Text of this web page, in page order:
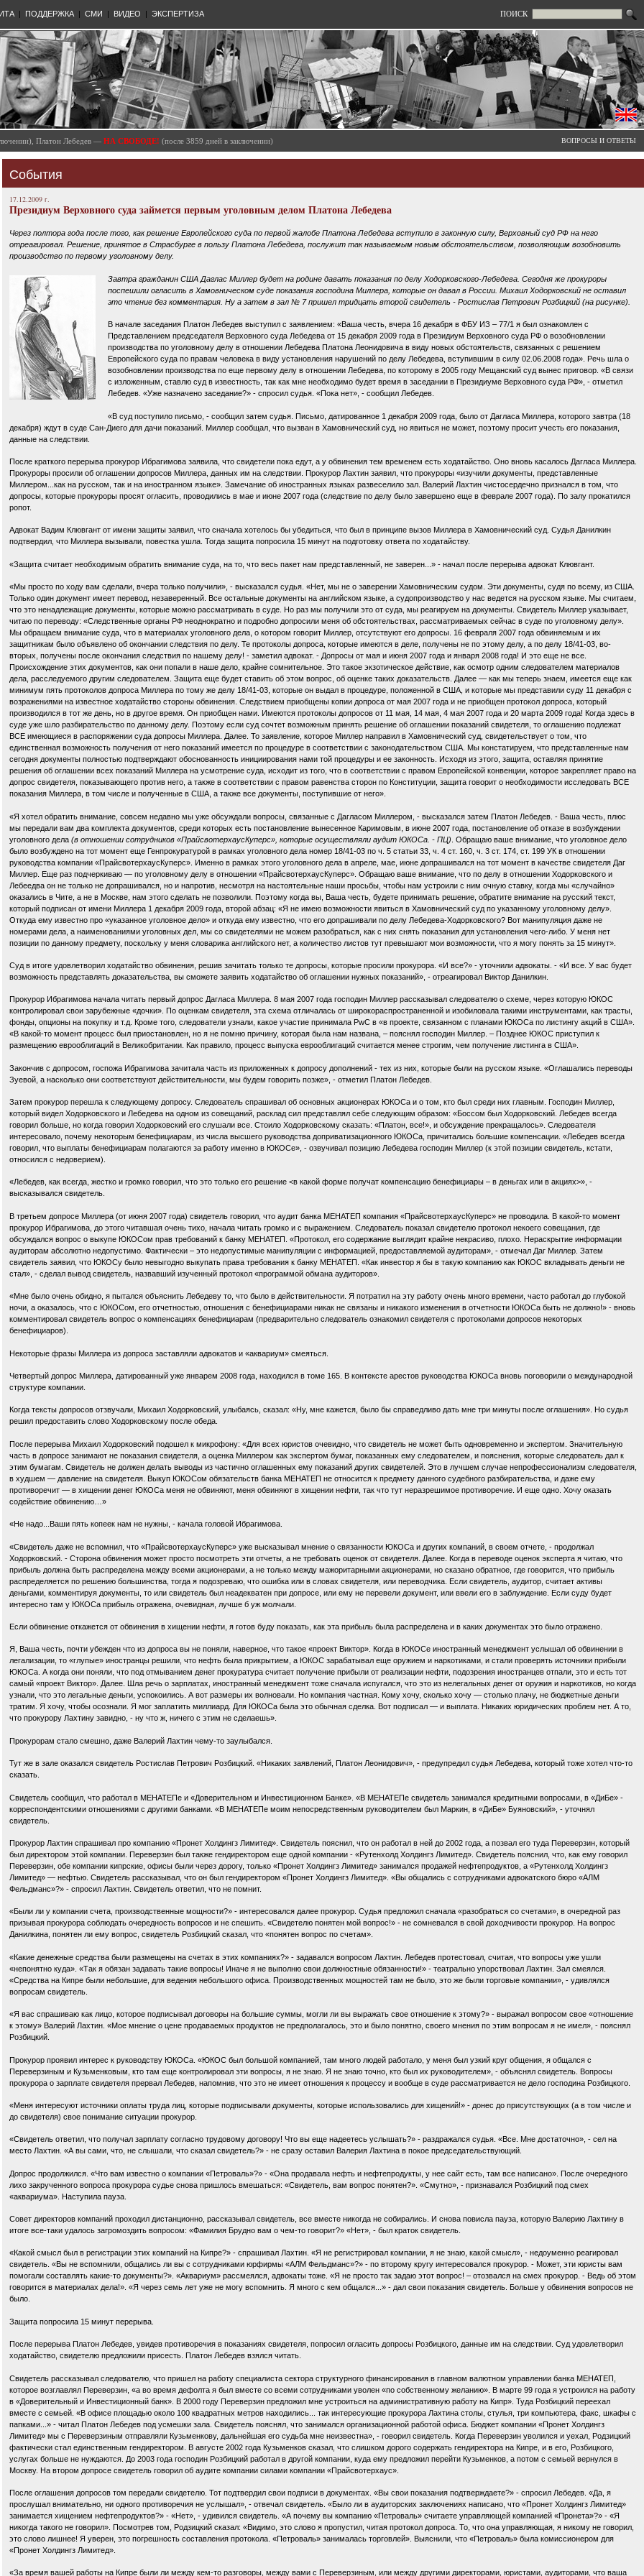
| ПОДДЕРЖКА | СМИ | ВИДЕО | ЭКСПЕРТИЗА ПОИСК
Платон Лебедев — НА СВОБОДЕ! (после 3859 дней в заключении) ВОПРОСЫ И ОТВЕТЫ
События
17.12.2009 г.
Президиум Верховного суда займется первым уголовным делом Платона Лебедева
Через полтора года после того, как решение Европейского суда по первой жалобе Платона Лебедева вступило в законную силу, Верховный суд РФ на него
отреагировал. Решение, принятое в Страсбурге в пользу Платона Лебедева, послужит так называемым новым обстоятельством, позволяющим возобновить
производство по первому уголовному делу.
Завтра гражданин США Даглас Миллер будет на родине давать показания по делу Ходорковского-Лебедева. Сегодня же прокуроры
поспешили огласить в Хамовническом суде показания господина Миллера, которые он давал в России. Михаил Ходорковский не оставил
это чтение без комментария. Ну а затем в зал № 7 пришел тридцать второй свидетель - Ростислав Петрович Розбицкий (на рисунке).
В начале заседания Платон Лебедев выступил с заявлением: «Ваша честь, вчера 16 декабря в ФБУ ИЗ – 77/1 я был ознакомлен с
Представлением председателя Верховного суда Лебедева от 15 декабря 2009 года в Президиум Верховного суда РФ о возобновлении
производства по уголовному делу в отношении Лебедева Платона Леонидовича в виду новых обстоятельств, связанных с решением
Европейского суда по правам человека в виду установления нарушений по делу Лебедева, вступившим в силу 02.06.2008 года». Речь шла о
возобновлении производства по еще первому делу в отношении Лебедева, по которому в 2005 году Мещанский суд вынес приговор. «В связи
с изложенным, ставлю суд в известность, так как мне необходимо будет время в заседании в Президиуме Верховного суда РФ», - отметил
Лебедев. «Уже назначено заседание?» - спросил судья. «Пока нет», - сообщил Лебедев.
«В суд поступило письмо, - сообщил затем судья. Письмо, датированное 1 декабря 2009 года, было от Дагласа Миллера, которого завтра (18
декабря) ждут в суде Сан-Диего для дачи показаний. Миллер сообщал, что вызван в Хамовнический суд, но явиться не может, поэтому просит учесть его показания,
данные на следствии.
После краткого перерыва прокурор Ибрагимова заявила, что свидетели пока едут, а у обвинения тем временем есть ходатайство. Оно вновь касалось Дагласа Миллера.
Прокуроры просили об оглашении допросов Миллера, данных им на следствии. Прокурор Лахтин заявил, что прокуроры «изучили документы, представленные
Миллером...как на русском, так и на иностранном языке». Замечание об иностранных языках развеселило зал. Валерий Лахтин чистосердечно признался в том, что
допросы, которые прокуроры просят огласить, проводились в мае и июне 2007 года (следствие по делу было завершено еще в феврале 2007 года). По залу прокатился
ропот.
Адвокат Вадим Клювгант от имени защиты заявил, что сначала хотелось бы убедиться, что был в принципе вызов Миллера в Хамовнический суд. Судья Данилкин
подтвердил, что Миллера вызывали, повестка ушла. Тогда защита попросила 15 минут на подготовку ответа по ходатайству.
«Защита считает необходимым обратить внимание суда, на то, что весь пакет нам представленный, не заверен...» - начал после перерыва адвокат Клювгант.
«Мы просто по ходу вам сделали, вчера только получили», - высказался судья. «Нет, мы не о заверении Хамовническим судом. Эти документы, судя по всему, из США.
Только один документ имеет перевод, незаверенный. Все остальные документы на английском языке, а судопроизводство у нас ведется на русском языке. Мы считаем,
что это ненадлежащие документы, которые можно рассматривать в суде. Но раз мы получили это от суда, мы реагируем на документы. Свидетель Миллер указывает,
читаю по переводу: «Следственные органы РФ неоднократно и подробно допросили меня об обстоятельствах, рассматриваемых сейчас в суде по уголовному делу».
Мы обращаем внимание суда, что в материалах уголовного дела, о котором говорит Миллер, отсутствуют его допросы. 16 февраля 2007 года обвиняемым и их
защитникам было объявлено об окончании следствия по делу. Те протоколы допроса, которые имеются в деле, получены не по этому делу, а по делу 18/41-03, во-
вторых, получены после окончания следствия по нашему делу! - заметил адвокат. - Допросы от мая и июня 2007 года и января 2008 года! И это еще не все.
Происхождение этих документов, как они попали в наше дело, крайне сомнительное. Это такое экзотическое действие, как осмотр одним следователем материалов
дела, расследуемого другим следователем. Защита еще будет ставить об этом вопрос, об оценке таких доказательств. Далее — как мы теперь знаем, имеется еще как
минимум пять протоколов допроса Миллера по тому же делу 18/41-03, которые он выдал в процедуре, положенной в США, и которые мы представили суду 11 декабря с
возражениями на известное ходатайство стороны обвинения. Следствием приобщены копии допроса от мая 2007 года и не приобщен протокол допроса, который
производился в тот же день, но в другое время. Он приобщен нами. Имеются протоколы допросов от 11 мая, 14 мая, 4 мая 2007 года и 20 марта 2009 года! Когда здесь в
суде уже шло разбирательство по данному делу. Поэтому если суд сочтет возможным принять решение об оглашении показаний свидетеля, то оглашению подлежат
ВСЕ имеющиеся в распоряжении суда допросы Миллера. Далее. То заявление, которое Миллер направил в Хамовнический суд, свидетельствует о том, что
единственная возможность получения от него показаний имеется по процедуре в соответствии с законодательством США. Мы констатируем, что представленные нам
сегодня документы полностью подтверждают обоснованность инициирования нами той процедуры и ее законность. Исходя из этого, защита, оставляя принятие
решения об оглашении всех показаний Миллера на усмотрение суда, исходит из того, что в соответствии с правом Европейской конвенции, которое закрепляет право на
допрос свидетеля, показывающего против него, а также в соответствии с правом равенства сторон по Конституции, защита говорит о необходимости исследовать ВСЕ
показания Миллера, в том числе и полученные в США, а также все документы, поступившие от него».
«Я хотел обратить внимание, совсем недавно мы уже обсуждали вопросы, связанные с Дагласом Миллером, - высказался затем Платон Лебедев. - Ваша честь, плюс
мы передали вам два комплекта документов, среди которых есть постановление вынесенное Каримовым, в июне 2007 года, постановление об отказе в возбуждении
уголовного дела (в отношении сотрудников «ПрайсвотерхаусКуперс», которые осуществляли аудит ЮКОСа. - ПЦ) . Обращаю ваше внимание, что уголовное дело
было возбуждено на тот момент еще Генпрокуратурой в рамках уголовного дела номер 18/41-03 по ч. 5 статьи 33, ч. 4 ст. 160, ч. 3 ст. 174, ст. 199 УК в отношении
руководства компании «ПрайсвотерхаусКуперс». Именно в рамках этого уголовного дела в апреле, мае, июне допрашивался на тот момент в качестве свидетеля Даг
Миллер. Еще раз подчеркиваю — по уголовному делу в отношении «ПрайсвотерхаусКуперс». Обращаю ваше внимание, что по делу в отношении Ходорковского и
Лебеедва он не только не допрашивался, но и напротив, несмотря на настоятельные наши просьбы, чтобы нам устроили с ним очную ставку, когда мы «случайно»
оказались в Чите, а не в Москве, нам этого сделать не позволили. Поэтому когда вы, Ваша честь, будете принимать решение, обратите внимание на русский текст,
который подписан от имени Миллера 1 декабря 2009 года, второй абзац: «Я не имею возможности явиться в Хамовнический суд по указанному уголовному делу».
Откуда ему известно про «указанное уголовное дело» и откуда ему известно, что его допрашивали по делу Лебедева-Ходорковского? Вот манипуляция даже не
номерами дела, а наименованиями уголовных дел, мы со свидетелями не можем разобраться, как с них снять показания для установления чего-либо. У меня нет
позиции по данному предмету, поскольку у меня словарика английского нет, а количество листов тут превышают мои возможности, что я могу понять за 15 минут».
Суд в итоге удовлетворил ходатайство обвинения, решив зачитать только те допросы, которые просили прокурора. «И все?» - уточнили адвокаты. - «И все. У вас будет
возможность представлять доказательства, вы сможете заявить ходатайство об оглашении нужных показаний», - отреагировал Виктор Данилкин.
Прокурор Ибрагимова начала читать первый допрос Дагласа Миллера. 8 мая 2007 года господин Миллер рассказывал следователю о схеме, через которую ЮКОС
контролировал свои зарубежные «дочки». По оценкам свидетеля, эта схема отличалась от широкораспространенной и изобиловала такими инструментами, как трасты,
фонды, опционы на покупку и т.д. Кроме того, следователи узнали, какое участие принимала PwC в «в проекте, связанном с планами ЮКОСа по листингу акций в США».
«В какой-то момент процесс был приостановлен, но я не помню причину, которая была нам названа, – пояснял господин Миллер. – Позднее ЮКОС приступил к
размещению еврооблигаций в Великобритании. Как правило, процесс выпуска еврооблигаций считается менее строгим, чем получение листинга в США».
Закончив с допросом, госпожа Ибрагимова зачитала часть из приложенных к допросу дополнений - тех из них, которые были на русском языке. «Оглашались переводы
Зуевой, а насколько они соответствуют действительности, мы будем говорить позже», - отметил Платон Лебедев.
Затем прокурор перешла к следующему допросу. Следователь спрашивал об основных акционерах ЮКОСа и о том, кто был среди них главным. Господин Миллер,
который видел Ходорковского и Лебедева на одном из совещаний, расклад сил представлял себе следующим образом: «Боссом был Ходорковский. Лебедев всегда
говорил больше, но когда говорил Ходорковский его слушали все. Стоило Ходорковскому сказать: «Платон, все!», и обсуждение прекращалось». Следователя
интересовало, почему некоторым бенефициарам, из числа высшего руководства доприватизационного ЮКОСа, причитались большие компенсации. «Лебедев всегда
говорил, что выплаты бенефициарам полагаются за работу именно в ЮКОСе», - озвучивал позицию Лебедева господин Миллер (к этой позиции свидетель, кстати,
относился с недоверием).
«Лебедев, как всегда, жестко и громко говорил, что это только его решение <в какой форме получат компенсацию бенефициары – в деньгах или в акциях>», -
высказывался свидетель.
В третьем допросе Миллера (от июня 2007 года) свидетель говорил, что аудит банка МЕНАТЕП компания «ПрайсвотерхаусКуперс» не проводила. В какой-то момент
прокурор Ибрагимова, до этого читавшая очень тихо, начала читать громко и с выражением. Следователь показал свидетелю протокол некоего совещания, где
обсуждался вопрос о выкупе ЮКОСом прав требований к банку МЕНАТЕП. «Протокол, его содержание выглядит крайне некрасиво, плохо. Нераскрытие информации
аудиторам абсолютно недопустимо. Фактически – это недопустимые манипуляции с информацией, предоставляемой аудиторам», - отмечал Даг Миллер. Затем
свидетель заявил, что ЮКОСу было невыгодно выкупать права требования к банку МЕНАТЕП. «Как инвестор я бы в такую компанию как ЮКОС вкладывать деньги не
стал», - сделал вывод свидетель, назвавший изученный протокол «программой обмана аудиторов».
«Мне было очень обидно, я пытался объяснить Лебедеву то, что было в действительности. Я потратил на эту работу очень много времени, часто работал до глубокой
ночи, а оказалось, что с ЮКОСом, его отчетностью, отношения с бенефициарами никак не связаны и никакого изменения в отчетности ЮКОСа быть не должно!» - вновь
комментировал свидетель вопрос о компенсациях бенефициарам (предварительно следователь ознакомил свидетеля с протоколами допросов некоторых
бенефициаров).
Некоторые фразы Миллера из допроса заставляли адвокатов и «аквариум» смеяться.
Четвертый допрос Миллера, датированный уже январем 2008 года, находился в томе 165. В контексте арестов руководства ЮКОСа вновь поговорили о международной
структуре компании.
Когда тексты допросов отзвучали, Михаил Ходорковский, улыбаясь, сказал: «Ну, мне кажется, было бы справедливо дать мне три минуты после оглашения». Но судья
решил предоставить слово Ходорковскому после обеда.
После перерыва Михаил Ходорковский подошел к микрофону: «Для всех юристов очевидно, что свидетель не может быть одновременно и экспертом. Значительную
часть в допросе занимают не показания свидетеля, а оценка Миллером как экспертом бумаг, показанных ему следователем, и пояснения, которые следователь дал к
этим бумагам. Свидетель не должен делать выводы из частично оглашенных ему показаний других свидетелей. Это в лучшем случае непрофессионализм следователя,
в худшем — давление на свидетеля. Выкуп ЮКОСом обязательств банка МЕНАТЕП не относится к предмету данного судебного разбирательства, и даже ему
противоречит — в хищении денег ЮКОСа меня не обвиняют, меня обвиняют в хищении нефти, так что тут неразрешимое противоречие. И еще одно. Хочу оказать
содействие обвинению…»
«Не надо...Ваши пять копеек нам не нужны, - качала головой Ибрагимова.
«Свидетель даже не вспомнил, что «ПрайсвотерхаусКуперс» уже высказывал мнение о связанности ЮКОСа и других компаний, в своем отчете, - продолжал
Ходорковский. - Сторона обвинения может просто посмотреть эти отчеты, а не требовать оценок от свидетеля. Далее. Когда в переводе оценок эксперта я читаю, что
прибыль должна быть распределена между всеми акционерами, а не только между мажоритарными акционерами, но сказано обратное, где говорится, что прибыль
распределяется по решению большинства, тогда я подозреваю, что ошибка или в словах свидетеля, или переводчика. Если свидетель, аудитор, считает активы
деньгами, комментируя документы, то или свидетель был неадекватен при допросе, или ему не перевели документ, или ввели его в заблуждение. Если суду будет
интересно там у ЮКОСа прибыль отражена, очевидная, лучше б уж молчали.
Если обвинение откажется от обвинения в хищении нефти, я готов буду показать, как эта прибыль была распределена и в каких документах это было отражено.
Я, Ваша честь, почти убежден что из допроса вы не поняли, наверное, что такое «проект Виктор». Когда в ЮКОСе иностранный менеджмент услышал об обвинении в
легализации, то «глупые» иностранцы решили, что нефть была прикрытием, а ЮКОС зарабатывал еще оружием и наркотиками, и стали проверять источники прибыли
ЮКОСа. А когда они поняли, что под отмыванием денег прокуратура считает получение прибыли от реализации нефти, подозрения иностранцев отпали, это и есть тот
самый «проект Виктор». Далее. Шла речь о зарплатах, иностранный менеджмент тоже сначала испугался, что это из нелегальных денег от оружия и наркотиков, но когда
узнали, что это легальные деньги, успокоились. А вот размеры их волновали. Но компания частная. Кому хочу, сколько хочу — столько плачу, не бюджетные деньги
тратим. Я хочу, чтобы осознали. Я мог заплатить миллиард. Для ЮКОСа была это обычная сделка. Вот подписал — и выплата. Никаких юридических проблем нет. А то,
что прокурору Лахтину завидно, - ну что ж, ничего с этим не сделаешь».
Прокурорам стало смешно, даже Валерий Лахтин чему-то заулыбался.
Тут же в зале оказался свидетель Ростислав Петрович Розбицкий. «Никаких заявлений, Платон Леонидович», - предупредил судья Лебедева, который тоже хотел что-то
сказать.
Свидетель сообщил, что работал в МЕНАТЕПе и «Доверительном и Инвестиционном Банке». «В МЕНАТЕПе свидетель занимался кредитными вопросами, в «ДиБе» -
корреспондентскими отношениями с другими банками. «В МЕНАТЕПе моим непосредственным руководителем был Маркин, в «ДиБе» Буяновский», - уточнял
свидетель.
Прокурор Лахтин спрашивал про компанию «Пронет Холдингз Лимитед». Свидетель пояснил, что он работал в ней до 2002 года, а позвал его туда Переверзин, который
был директором этой компании. Переверзин был также гендиректором еще одной компании - «Рутенхолд Холдингз Лимитед». Свидетель пояснил, что, как ему говорил
Переверзин, обе компании кипрские, офисы были через дорогу, только «Пронет Холдингз Лимитед» занимался продажей нефтепродуктов, а «Рутенхолд Холдингз
Лимитед» — нефтью. Свидетель рассказывал, что он был гендиректором «Пронет Холдингз Лимитед». «Вы общались с сотрудниками адвокатского бюро «АЛМ
Фельдманс»?» - спросил Лахтин. Свидетель ответил, что не помнит.
«Были ли у компании счета, производственные мощности?» - интересовался далее прокурор. Судья предложил сначала «разобраться со счетами», в очередной раз
призывая прокурора соблюдать очередность вопросов и не спешить. «Свидетелю понятен мой вопрос!» - не сомневался в свой доходчивости прокурор. На вопрос
Данилкина, понятен ли ему вопрос, свидетель Розбицкий сказал, что «понятен вопрос по счетам».
«Какие денежные средства были размещены на счетах в этих компаниях?» - задавался вопросом Лахтин. Лебедев протестовал, считая, что вопросы уже ушли
«непонятно куда». «Так я обязан задавать такие вопросы! Иначе я не выполню свои должностные обязанности!» - театрально упорствовал Лахтин. Зал смеялся.
«Средства на Кипре были небольшие, для ведения небольшого офиса. Производственных мощностей там не было, это же были торговые компании», - удивлялся
вопросам свидетель.
«Я вас спрашиваю как лицо, которое подписывал договоры на большие суммы, могли ли вы выражать свое отношение к этому?» - выражал вопросом свое «отношение
к этому» Валерий Лахтин. «Мое мнение о цене продаваемых продуктов не предполагалось, это и было понятно, своего мнения по этим вопросам я не имел», - пояснял
Розбицкий.
Прокурор проявил интерес к руководству ЮКОСа. «ЮКОС был большой компанией, там много людей работало, у меня был узкий круг общения, я общался с
Переверзиным и Кузьменковым, кто там еще контролировал эти вопросы, я не знаю. Я не знаю точно, кто был их руководителем», - объяснял свидетель. Вопросы
прокурора о зарплате свидетеля прервал Лебедев, напомнив, что это не имеет отношения к процессу и вообще в суде рассматривается не дело господина Розбицкого.
«Меня интересуют источники оплаты труда лиц, которые подписывали документы, которые использовались для хищений!» - донес до присутствующих (а в том числе и
до свидетеля) свое понимание ситуации прокурор.
«Свидетель ответил, что получал зарплату согласно трудовому договору! Что вы еще надеетесь услышать?» - раздражался судья. «Все. Мне достаточно», - сел на
место Лахтин. «А вы сами, что, не слышали, что сказал свидетель?» - не сразу оставил Валерия Лахтина в покое председательствующий.
Допрос продолжился. «Что вам известно о компании «Петроваль»?» - «Она продавала нефть и нефтепродукты, у нее сайт есть, там все написано». После очередного
лихо закрученного вопроса прокурора судье снова пришлось вмешаться: «Свидетель, вам вопрос понятен?». «Смутно», - признавался Розбицкий под смех
«аквариума». Наступила пауза.
Совет директоров компаний проходил дистанционно, рассказывал свидетель, все вместе никогда не собирались. И снова повисла пауза, которую Валерию Лахтину в
итоге все-таки удалось загромоздить вопросом: «Фамилия Брудно вам о чем-то говорит?» «Нет», - был краток свидетель.
«Какой смысл был в регистрации этих компаний на Кипре?» - спрашивал Лахтин. «Я не регистрировал компании, я не знаю, какой смысл», - недоуменно реагировал
свидетель. «Вы не вспомнили, общались ли вы с сотрудниками юрфирмы «АЛМ Фельдманс»?» - по второму кругу интересовался прокурор. - Может, эти юристы вам
помогали составлять какие-то документы?». «Аквариум» рассмеялся, адвокаты тоже. «Я не просто так задаю этот вопрос! – отозвался на смех прокурор. - Ведь об этом
говорится в материалах дела!». «Я через семь лет уже не могу вспомнить. Я много с кем общался...» - дал свои показания свидетель. Больше у обвинения вопросов не
было.
Защита попросила 15 минут перерыва.
После перерыва Платон Лебедев, увидев противоречия в показаниях свидетеля, попросил огласить допросы Розбицкого, данные им на следствии. Суд удовлетворил
ходатайство, свидетелю предложили присесть. Платон Лебедев взялся читать.
Свидетель рассказывал следователю, что пришел на работу специалиста сектора структурного финансирования в главном валютном управлении банка МЕНАТЕП,
которое возглавлял Переверзин, «а во время дефолта я был вместе со всеми сотрудниками уволен «по собственному желанию». В марте 99 года я устроился на работу
в «Доверительный и Инвестиционный банк». В 2000 году Переверзин предложил мне устроиться на административную работу на Кипр». Туда Розбицкий переехал
вместе с семьей. «В офисе площадью около 100 квадратных метров находились... так интересующие прокурора Лахтина столы, стулья, три компьютера, факс, шкафы с
папками...» - читал Платон Лебедев под усмешки зала. Свидетель пояснял, что занимался организационной работой офиса. Бюджет компании «Пронет Холдингз
Лимитед» мы с Переверзиным отправляли Кузьменкову, дальнейшая его судьба мне неизвестна», - говорил свидетель. Когда Переверзин уволился и уехал, Родзицкий
фактически стал единственным гендиректором. В августе 2002 года Кузьменков сказал, что слишком дорого содержать гендиректора на Кипре, и в его, Розбицкого,
услугах больше не нуждаются. До 2003 года господин Розбицкий работал в другой компании, куда ему предложил перейти Кузьменков, а потом с семьей вернулся в
Москву. На втором допросе свидетель говорил об аудите компании силами компании «Прайсвотерхаус».
После оглашения допросов том передали свидетелю. Тот подтвердил свои подписи в документах. «Вы свои показания подтверждаете?» - спросил Лебедев. «Да, я
прослушал внимательно, ни одного противоречия не услышал», - отвечал свидетель. «Было ли в аудиторских заключениях написано, что «Пронет Холдингз Лимитед»
занимается хищением нефтепродуктов?» - «Нет», - удивился свидетель. «А почему вы компанию «Петроваль» считаете управляющей компанией «Пронета»?» - «Я
никогда такого не говорил». Посмотрев том, Родзицкий сказал: «Видимо, это слово я пропустил, читая протокол допроса. То, что она управляющая, я никому не говорил,
это слово лишнее! Я уверен, это погрешность составления протокола. «Петроваль» занималась торговлей». Выяснили, что «Петроваль» была комиссионером для
«Пронет Холдингз Лимитед».
«За время вашей работы на Кипре были ли между кем-то разговоры, между вами с Переверзиным, или между другими директорами, юристами, аудиторами, что ваша